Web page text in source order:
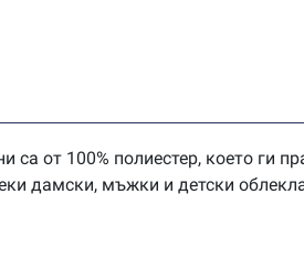
от 100% полиестер, което ги
дамски, мъжки и детски